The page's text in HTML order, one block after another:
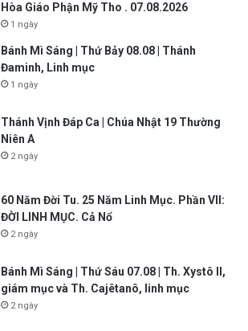
Hòa Giáo Phận Mỹ Tho . 07.08.2026
1 ngày
Bánh Mì Sáng | Thứ Bảy 08.08 | Thánh
Đaminh, Linh mục
1 ngày
Thánh Vịnh Đáp Ca | Chúa Nhật 19 Thường
Niên A
2 ngày
60 Năm Đời Tu. 25 Năm Linh Mục. Phần VII:
ĐỜI LINH MỤC. Cả Nổ
2 ngày
Bánh Mì Sáng | Thứ Sáu 07.08 | Th. Xystô II,
giám mục và Th. Cajêtanô, linh mục
2 ngày